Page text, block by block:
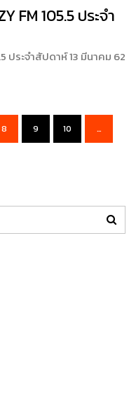
FM 105.5 ประจำ
ประจำสัปดาห์ 13 มีนาคม 62
8 9 10 …